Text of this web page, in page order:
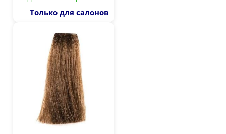
Только для салонов